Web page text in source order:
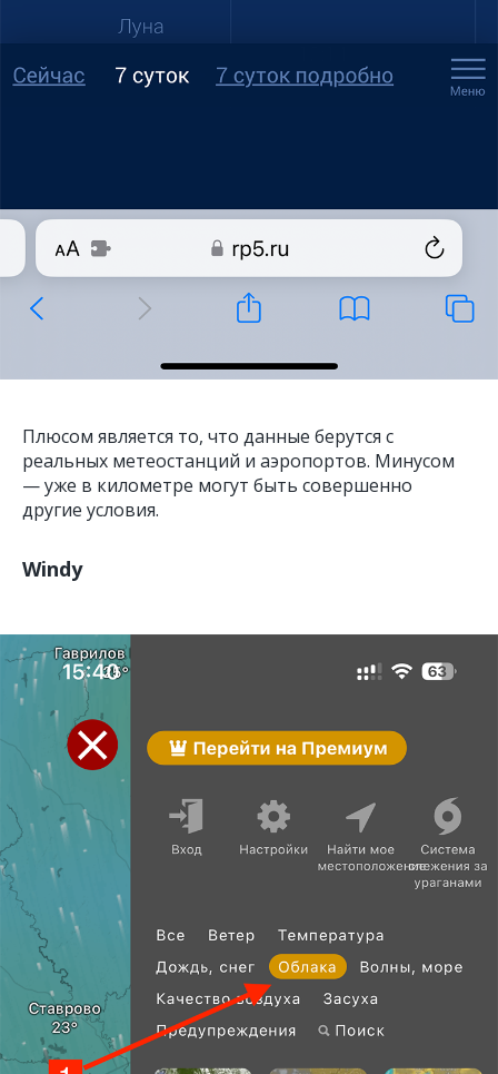
Плюсом является то, что данные берутся с
реальных метеостанций и аэропортов. Минусом
— уже в километре могут быть совершенно
другие условия.
Windy